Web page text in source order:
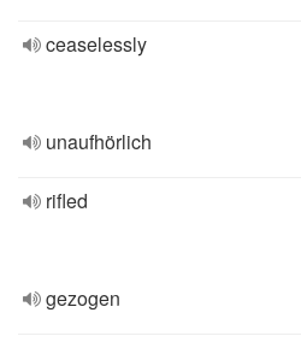
ceaselessly
unaufhörlich
rifled
gezogen